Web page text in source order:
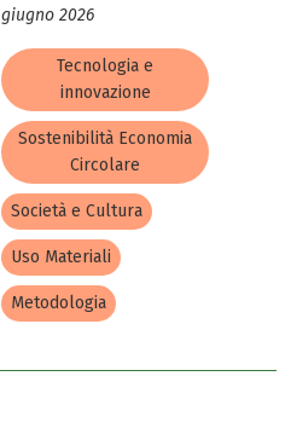
giugno 2026
Tecnologia e
innovazione
Sostenibilità Economia
Circolare
Società e Cultura
Uso Materiali
Metodologia